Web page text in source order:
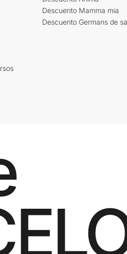
Descuento Mamma mia
Descuento Germans de